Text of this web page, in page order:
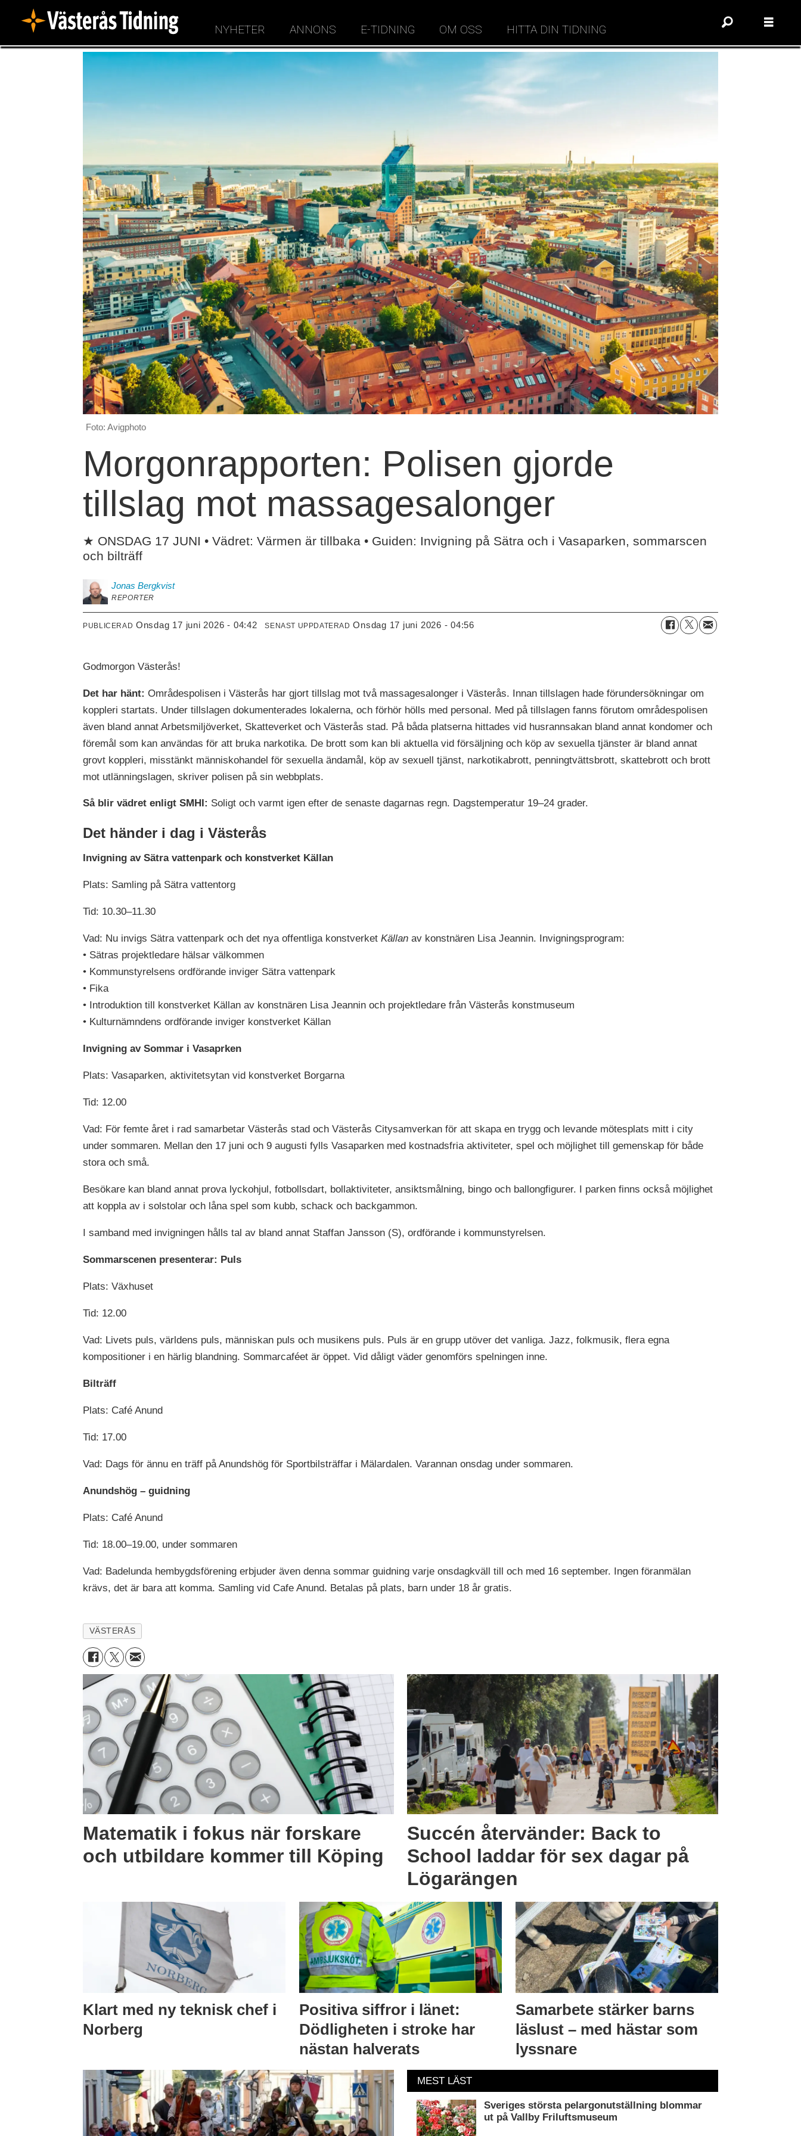
NYHETER ANNONS E-TIDNING OM OSS HITTA DIN TIDNING
Foto: Avigphoto
Morgonrapporten: Polisen gjorde
tillslag mot massagesalonger
★ ONSDAG 17 JUNI • Vädret: Värmen är tillbaka • Guiden: Invigning på Sätra och i Vasaparken, sommarscen
och bilträff
Jonas Bergkvist
REPORTER
PUBLICERAD onsdag 17 juni 2026 - 04:42 SENAST UPPDATERAD onsdag 17 juni 2026 - 04:56
Godmorgon Västerås!
Det har hänt: Områdespolisen i Västerås har gjort tillslag mot två massagesalonger i Västerås. Innan tillslagen hade förundersökningar om
koppleri startats. Under tillslagen dokumenterades lokalerna, och förhör hölls med personal. Med på tillslagen fanns förutom områdespolisen
även bland annat Arbetsmiljöverket, Skatteverket och Västerås stad. På båda platserna hittades vid husrannsakan bland annat kondomer och
föremål som kan användas för att bruka narkotika. De brott som kan bli aktuella vid försäljning och köp av sexuella tjänster är bland annat
grovt koppleri, misstänkt människohandel för sexuella ändamål, köp av sexuell tjänst, narkotikabrott, penningtvättsbrott, skattebrott och brott
mot utlänningslagen, skriver polisen på sin webbplats.
Så blir vädret enligt SMHI: Soligt och varmt igen efter de senaste dagarnas regn. Dagstemperatur 19–24 grader.
Det händer i dag i Västerås
Invigning av Sätra vattenpark och konstverket Källan
Plats: Samling på Sätra vattentorg
Tid: 10.30–11.30
Vad: Nu invigs Sätra vattenpark och det nya offentliga konstverketKällanav konstnären Lisa Jeannin. Invigningsprogram:
• Sätras projektledare hälsar välkommen
• Kommunstyrelsens ordförande inviger Sätra vattenpark
• Fika
• Introduktion till konstverket Källan av konstnären Lisa Jeannin och projektledare från Västerås konstmuseum
• Kulturnämndens ordförande inviger konstverket Källan
Invigning av Sommar i Vasaprken
Plats: Vasaparken, aktivitetsytan vid konstverket Borgarna
Tid: 12.00
Vad: För femte året i rad samarbetar Västerås stad och Västerås Citysamverkan för att skapa en trygg och levande mötesplats mitt i city
under sommaren. Mellan den 17 juni och 9 augusti fylls Vasaparken med kostnadsfria aktiviteter, spel och möjlighet till gemenskap för både
stora och små.
Besökare kan bland annat prova lyckohjul, fotbollsdart, bollaktiviteter, ansiktsmålning, bingo och ballongfigurer. I parken finns också möjlighet
att koppla av i solstolar och låna spel som kubb, schack och backgammon.
I samband med invigningen hålls tal av bland annat Staffan Jansson (S), ordförande i kommunstyrelsen.
Sommarscenen presenterar: Puls
Plats: Växhuset
Tid: 12.00
Vad: Livets puls, världens puls, människan puls och musikens puls. Puls är en grupp utöver det vanliga. Jazz, folkmusik, flera egna
kompositioner i en härlig blandning. Sommarcaféet är öppet. Vid dåligt väder genomförs spelningen inne.
Bilträff
Plats: Café Anund
Tid: 17.00
Vad: Dags för ännu en träff på Anundshög för Sportbilsträffar i Mälardalen. Varannan onsdag under sommaren.
Anundshög – guidning
Plats: Café Anund
Tid: 18.00–19.00, under sommaren
Vad: Badelunda hembygdsförening erbjuder även denna sommar guidning varje onsdagkväll till och med 16 september. Ingen föranmälan
krävs, det är bara att komma. Samling vid Cafe Anund. Betalas på plats, barn under 18 år gratis.
VÄSTERÅS
Matematik i fokus när forskare
och utbildare kommer till Köping
Succén återvänder: Back to
School laddar för sex dagar på
Lögarängen
Klart med ny teknisk chef i
Norberg
Positiva siffror i länet:
Dödligheten i stroke har
nästan halverats
Samarbete stärker barns
läslust – med hästar som
lyssnare
MEST LÄST
Sveriges största pelargonutställning blommar
ut på Vallby Friluftsmuseum